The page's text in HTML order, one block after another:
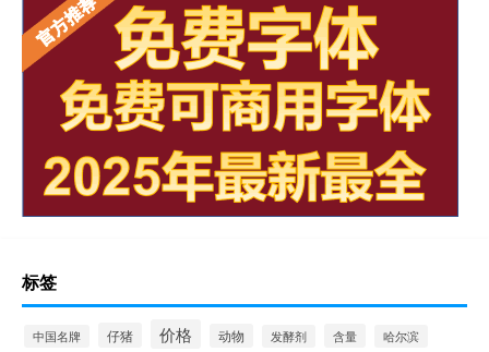
标签
中国名牌 仔猪 价格 动物 发酵剂 含量 哈尔滨